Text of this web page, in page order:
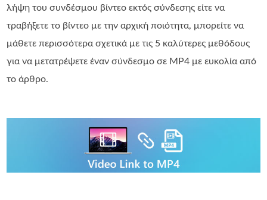
λήψη του συνδέσμου βίντεο εκτός σύνδεσης είτε να
τραβήξετε το βίντεο με την αρχική ποιότητα, μπορείτε να
μάθετε περισσότερα σχετικά με τις 5 καλύτερες μεθόδους
για να μετατρέψετε έναν σύνδεσμο σε MP4 με ευκολία από
το άρθρο.